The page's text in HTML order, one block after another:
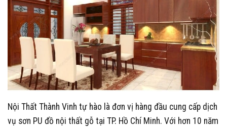
Nội Thất Thành Vinh tự hào là đơn vị hàng đầu cung cấp dịch
vụ sơn PU đồ nội thất gỗ tại TP. Hồ Chí Minh. Với hơn 10 năm